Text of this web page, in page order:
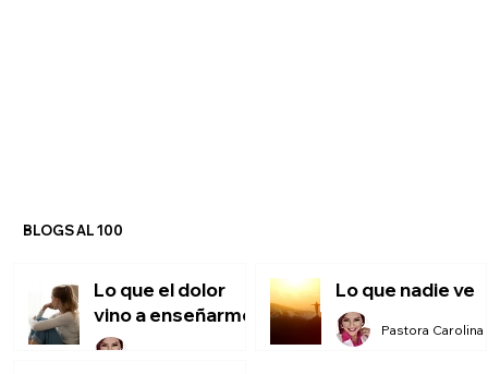
BLOGS AL 100
Lo que el dolor
vino a enseñarme
Lo que nadie ve